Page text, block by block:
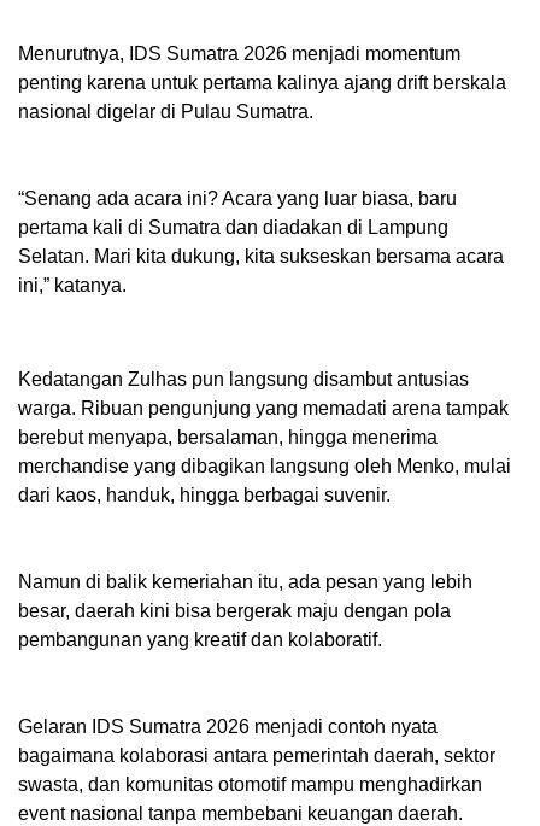
Menurutnya, IDS Sumatra 2026 menjadi momentum
penting karena untuk pertama kalinya ajang drift berskala
nasional digelar di Pulau Sumatra.
“Senang ada acara ini? Acara yang luar biasa, baru
pertama kali di Sumatra dan diadakan di Lampung
Selatan. Mari kita dukung, kita sukseskan bersama acara
ini,” katanya.
Kedatangan Zulhas pun langsung disambut antusias
warga. Ribuan pengunjung yang memadati arena tampak
berebut menyapa, bersalaman, hingga menerima
merchandise yang dibagikan langsung oleh Menko, mulai
dari kaos, handuk, hingga berbagai suvenir.
Namun di balik kemeriahan itu, ada pesan yang lebih
besar, daerah kini bisa bergerak maju dengan pola
pembangunan yang kreatif dan kolaboratif.
Gelaran IDS Sumatra 2026 menjadi contoh nyata
bagaimana kolaborasi antara pemerintah daerah, sektor
swasta, dan komunitas otomotif mampu menghadirkan
event nasional tanpa membebani keuangan daerah.